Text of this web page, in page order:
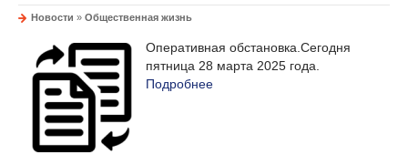
Новости » Общественная жизнь
Оперативная обстановка.Сегодня
пятница 28 марта 2025 года.
Подробнее